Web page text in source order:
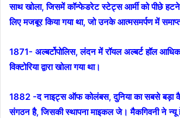
साथ खोला, जिसमें कॉन्फेडरेट स्टेट्स आर्मी को पीछे
लिए मजबूर किया गया था, जो उनके आत्मसमर्पण में समाप्त
1871- अल्बर्टोपोलिस, लंदन में रॉयल अल्बर्ट हॉल
विक्टोरिया द्वारा खोला गया था।
1882 -द नाइट्स ऑफ कोलंबस, दुनिया का सबसे बड़ा
संगठन है, जिसकी स्थापना माइकल जे। मैकगिवनी ने